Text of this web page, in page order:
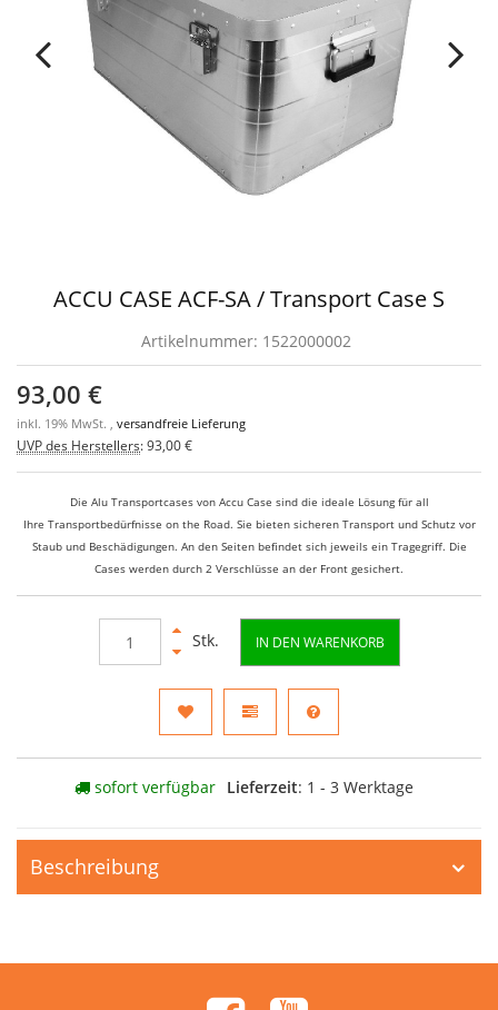
ACCU CASE ACF-SA / Transport Case S
Artikelnummer: 1522000002
93,00 €
inkl. 19% MwSt. , versandfreie Lieferung
UVP des Herstellers:93,00 €
Die Alu Transportcases von Accu Case sind die ideale Lösung für all
Ihre Transportbedürfnisse on the Road. Sie bieten sicheren Transport und Schutz vor
Staub und Beschädigungen. An den Seiten befindet sich jeweils ein Tragegriff. Die
Cases werden durch 2 Verschlüsse an der Front gesichert.
Stk. IN DEN WARENKORB
sofort verfügbar Lieferzeit: 1 - 3 Werktage
Beschreibung